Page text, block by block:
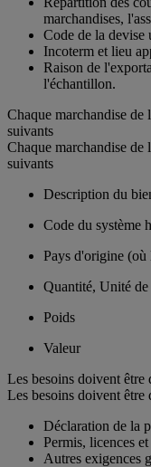
marchandises,
Code de la devise
Incoterm et lieu
Raison de
l'échantillon.
Chaque marchandise de
suivants
Chaque marchandise de
suivants
Description du
Code du système
Pays d'origine (où
Quantité, Unité de
Poids
Valeur
Les besoins doivent être
Les besoins doivent être
Déclaration de la
Permis, licences
Autres exigences